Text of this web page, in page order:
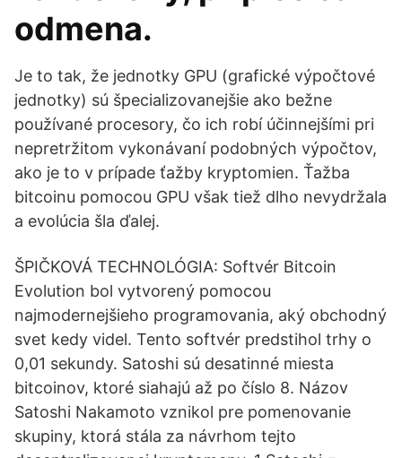
odmena.
Je to tak, že jednotky GPU (grafické výpočtové
jednotky) sú špecializovanejšie ako bežne
používané procesory, čo ich robí účinnejšími pri
nepretržitom vykonávaní podobných výpočtov,
ako je to v prípade ťažby kryptomien. Ťažba
bitcoinu pomocou GPU však tiež dlho nevydržala
a evolúcia šla ďalej.
ŠPIČKOVÁ TECHNOLÓGIA: Softvér Bitcoin
Evolution bol vytvorený pomocou
najmodernejšieho programovania, aký obchodný
svet kedy videl. Tento softvér predstihol trhy o
0,01 sekundy. Satoshi sú desatinné miesta
bitcoinov, ktoré siahajú až po číslo 8. Názov
Satoshi Nakamoto vznikol pre pomenovanie
skupiny, ktorá stála za návrhom tejto